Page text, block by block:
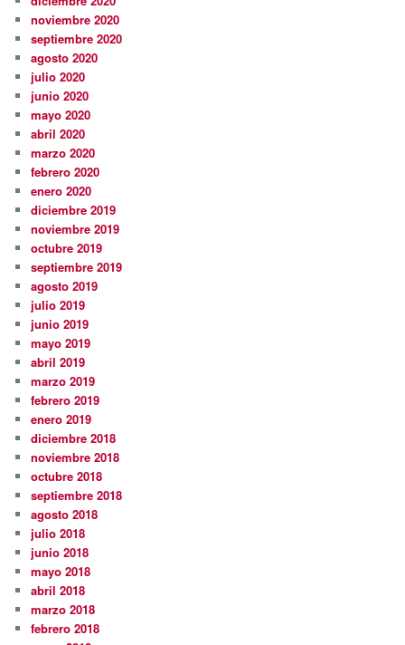
noviembre 2020
septiembre 2020
agosto 2020
julio 2020
junio 2020
mayo 2020
abril 2020
marzo 2020
febrero 2020
enero 2020
diciembre 2019
noviembre 2019
octubre 2019
septiembre 2019
agosto 2019
julio 2019
junio 2019
mayo 2019
abril 2019
marzo 2019
febrero 2019
enero 2019
diciembre 2018
noviembre 2018
octubre 2018
septiembre 2018
agosto 2018
julio 2018
junio 2018
mayo 2018
abril 2018
marzo 2018
febrero 2018